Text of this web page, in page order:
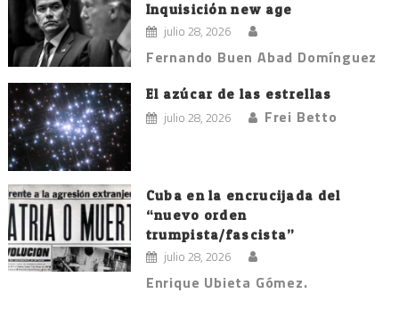
Inquisición new age
julio 28, 2026
Fernando Buen Abad Domínguez
El azúcar de las estrellas
julio 28, 2026 Frei Betto
Cuba en la encrucijada del
“nuevo orden
trumpista/fascista”
julio 28, 2026
Enrique Ubieta Gómez.